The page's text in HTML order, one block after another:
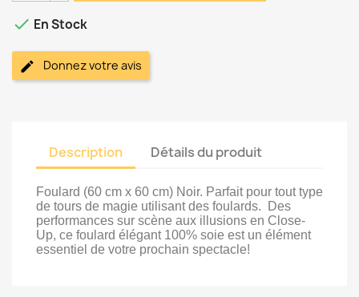
 En Stock
Donnez votre avis
Description Détails du produit
Foulard (60 cm x 60 cm) Noir. Parfait pour tout type
de tours de magie utilisant des foulards. Des
performances sur scène aux illusions en Close-
Up, ce foulard élégant 100% soie est un élément
essentiel de votre prochain spectacle!